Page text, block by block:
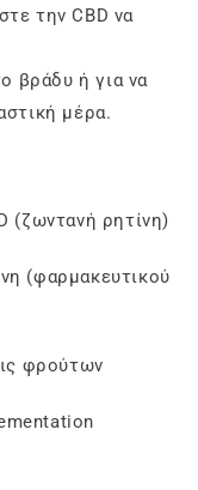
την CBD να
βράδυ ή για να
μέρα.
(ζωντανή ρητίνη)
(φαρμακευτικού
φρούτων